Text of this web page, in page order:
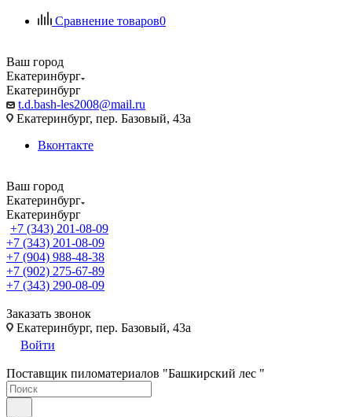
Сравнение товаров0
Ваш город
Екатеринбург
Екатеринбург
t.d.bash-les2008@mail.ru
Екатеринбург, пер. Базовый, 43а
Вконтакте
Ваш город
Екатеринбург
Екатеринбург
+7 (343) 201-08-09
+7 (343) 201-08-09
+7 (904) 988-48-38
+7 (902) 275-67-89
+7 (343) 290-08-09
Заказать звонок
Екатеринбург, пер. Базовый, 43а
Войти
Поставщик пиломатериалов "Башкирский лес "